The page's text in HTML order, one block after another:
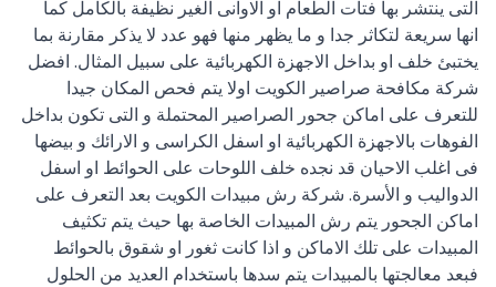
التى ينتشر بها فتات الطعام او الاوانى الغير نظيفة بالكامل كما
انها سريعة لتكاثر جدا و ما يظهر منها فهو عدد لا يذكر مقارنة بما
يختبئ خلف او بداخل الاجهزة الكهربائية على سبيل المثال. افضل
شركة مكافحة صراصير الكويت اولا يتم فحص المكان جيدا
للتعرف على اماكن جحور الصراصير المحتملة و التى تكون بداخل
الفوهات بالاجهزة الكهربائية او اسفل الكراسى و الارائك و بيضها
فى اغلب الاحيان قد نجده خلف اللوحات على الحوائط او اسفل
الدواليب و الأسرة. شركة رش مبيدات الكويت بعد التعرف على
اماكن الجحور يتم رش المبيدات الخاصة بها حيث يتم تكثيف
المبيدات على تلك الاماكن و اذا كانت ثغور او شقوق بالحوائط
فبعد معالجتها بالمبيدات يتم سدها باستخدام العديد من الحلول